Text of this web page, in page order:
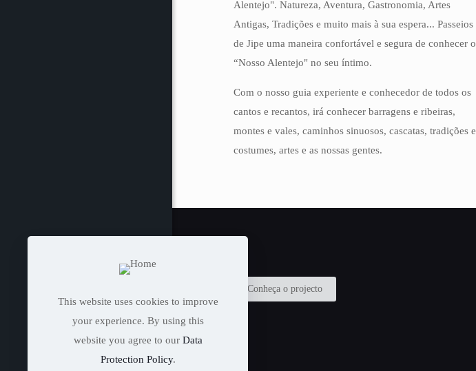
Alentejo". Natureza, Aventura, Gastronomia, Artes
Antigas, Tradições e muito mais à sua espera... Passeios
de Jipe uma maneira confortável e segura de conhecer o
“Nosso Alentejo" no seu íntimo.
Com o nosso guia experiente e conhecedor de todos os
cantos e recantos, irá conhecer barragens e ribeiras,
montes e vales, caminhos sinuosos, cascatas, tradições e
costumes, artes e as nossas gentes.
Conheça o projecto
This website uses cookies to improve
your experience. By using this
website you agree to our Data
Protection Policy.